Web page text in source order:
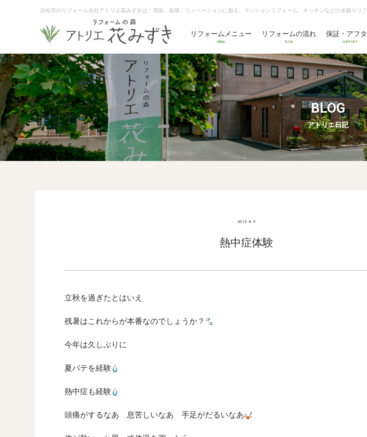
浜松市のリフォーム会社アトリエ花みずきは、増築、改築、リノベーションに加え、マンションリフォーム、キッチンなどの水廻りリ
リフォームメニュー
MENU
リフォームの流れ
FLOW
保証・アフ
SUPPORT
BLOG
アトリエ日記
2015. 8. 9
熱中症体験
立秋を過ぎたとはいえ
残暑はこれからが本番なのでしょうか？
今年は久しぶりに
夏バテを経験
熱中症も経験
頭痛がするなあ 息苦しいなあ 手足がだるいなあ